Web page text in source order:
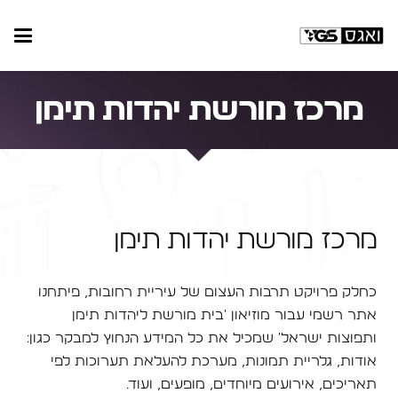
מרכז מורשת יהדות תימן
מרכז מורשת יהדות תימן
כחלק פרויקט תרבות העצום של עיריית רחובות, פיתחנו
אתר רשמי עבור מוזיאון 'בית מורשת ליהדות תימן
ותפוצות ישראל' שמכיל את כל המידע הנחוץ למבקר כגון:
אודות, גלריית תמונות, מערכת להעלאת תערוכות לפי
תאריכים, אירועים מיוחדים, מופעים, ועוד.